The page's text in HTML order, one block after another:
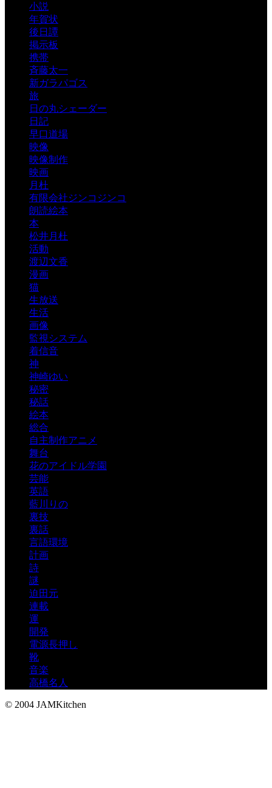
小説
年賀状
後日譚
掲示板
携帯
斉藤太一
新ガラパゴス
旅
日の丸シェーダー
日記
早口道場
映像
映像制作
映画
月杜
有限会社ジンコジンコ
朗読絵本
本
松井月杜
活動
渡辺文香
漫画
猫
生放送
生活
画像
監視システム
着信音
神
神崎ゆい
秘密
秘話
絵本
総合
自主制作アニメ
舞台
花のアイドル学園
芸能
英語
藍川りの
裏技
裏話
言語環境
計画
詩
謎
迫田元
連載
運
開発
電源長押し
靴
音楽
高橋名人
© 2004 JAMKitchen